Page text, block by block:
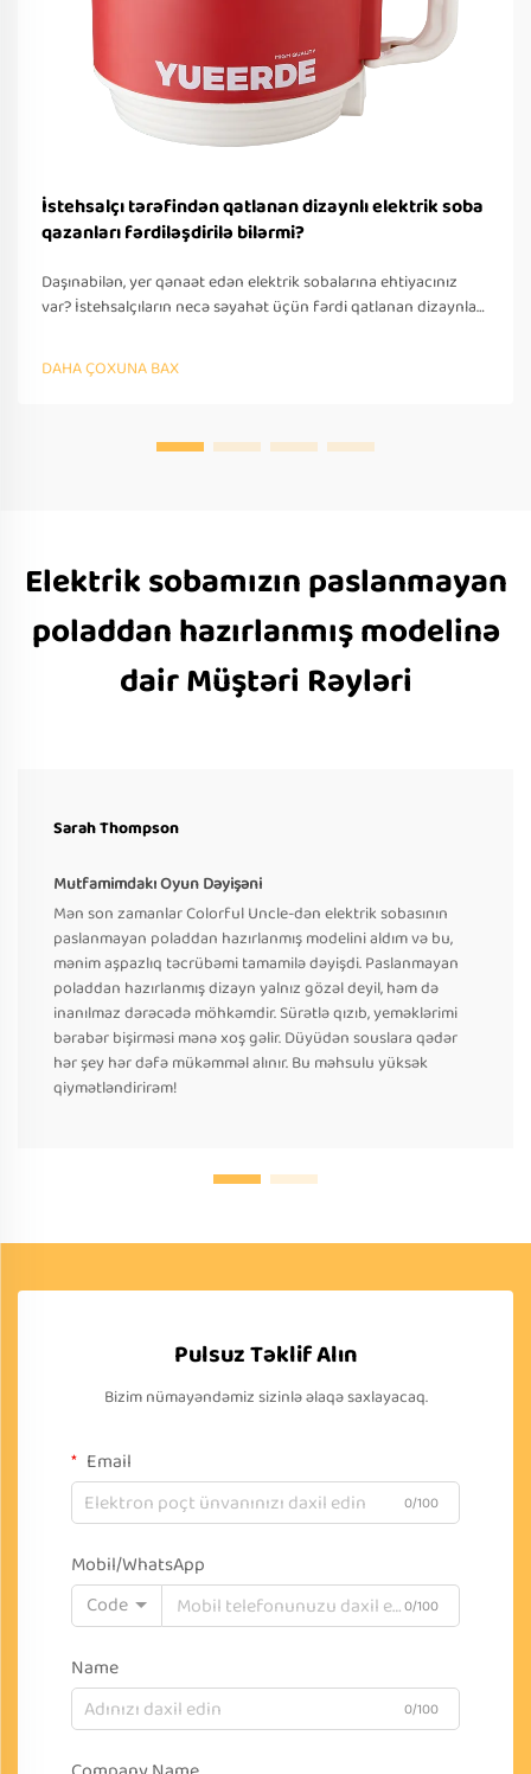
İstehsalçı tərəfindən qatlanan dizaynlı elektrik soba
qazanları fərdiləşdirilə bilərmi?
Daşınabilən, yer qənaət edən elektrik sobalarına ehtiyacınız
var? İstehsalçıların necə səyahət üçün fərdi qatlanan dizaynlar
prototipləşdirmə və beynəlxalq tələblərə uyğunluq. Bu gün
təklif soruşun.
DAHA ÇOXUNA BAX
Elektrik sobamızın paslanmayan
poladdan hazırlanmış modelinə
dair Müştəri Rəyləri
Sarah Thompson
Mutfamimdakı Oyun Dəyişəni
Mən son zamanlar Colorful Uncle-dən elektrik sobasının
paslanmayan poladdan hazırlanmış modelini aldım və bu,
mənim aşpazlıq təcrübəmi tamamilə dəyişdi. Paslanmayan
poladdan hazırlanmış dizayn yalnız gözəl deyil, həm də
inanılmaz dərəcədə möhkəmdir. Sürətlə qızıb, yeməklərimi
bərabər bişirməsi mənə xoş gəlir. Düyüdən souslara qədər
hər şey hər dəfə mükəmməl alınır. Bu məhsulu yüksək
qiymətləndirirəm!
Pulsuz Təklif Alın
Bizim nümayəndəmiz sizinlə əlaqə saxlayacaq.
Email
0/100
Mobil/WhatsApp
Code
0/100
Name
0/100